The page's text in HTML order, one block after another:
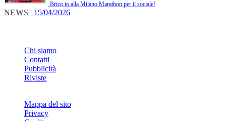
Brico io alla Milano Marathon per il sociale!
NEWS | 15/04/2026
Chi siamo
Contatti
Pubblicità
Riviste
Mappa del sito
Privacy